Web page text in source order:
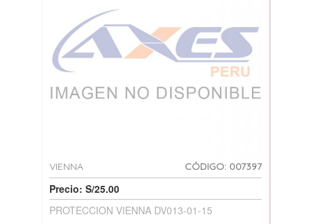
VIENNA CÓDIGO: 007397
Precio: S/25.00
PROTECCION VIENNA DV013-01-15